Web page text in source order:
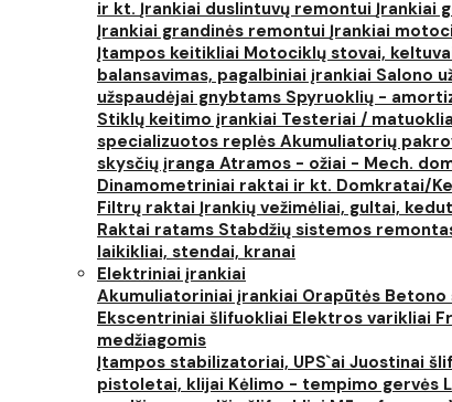
ir kt. Įrankiai duslintuvų remontui Įrankiai
Įrankiai grandinės remontui Įrankiai
Įtampos keitikliai Motociklų stovai,
balansavimas, pagalbiniai įrankiai Salono
užspaudėjai gnybtams Spyruoklių -
Stiklų keitimo įrankiai Testeriai /
specializuotos replės Akumuliatorių
skysčių įranga Atramos - ožiai - Mech.
Dinamometriniai raktai ir kt. Domkratai/
Filtrų raktai Įrankių vežimėliai, gultai,
Raktai ratams Stabdžių sistemos
laikikliai, stendai, kranai
Elektriniai įrankiai
Akumuliatoriniai įrankiai Orapūtės Betono
Ekscentriniai šlifuokliai Elektros varikliai
medžiagomis
Įtampos stabilizatoriai, UPS`ai Juostinai
pistoletai, klijai Kėlimo - tempimo gervės